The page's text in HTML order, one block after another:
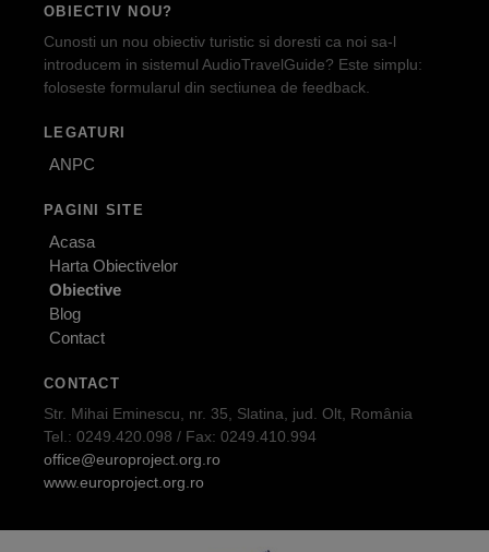
OBIECTIV NOU?
Cunosti un nou obiectiv turistic si doresti ca noi sa-l
introducem in sistemul AudioTravelGuide? Este simplu:
foloseste formularul din sectiunea de feedback.
LEGATURI
ANPC
PAGINI SITE
Acasa
Harta Obiectivelor
Obiective
Blog
Contact
CONTACT
Str. Mihai Eminescu, nr. 35, Slatina, jud. Olt, România
Tel.: 0249.420.098 / Fax: 0249.410.994
office@europroject.org.ro
www.europroject.org.ro